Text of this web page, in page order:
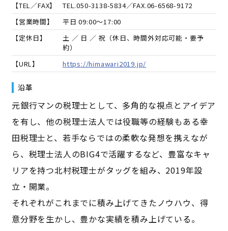
【TEL／FAX】
TEL.050-3138-5834／FAX.06-6568-9172
【営業時間】
平日 09:00～17:00
【定休日】
土 ／ 日 ／ 祝（休日、時間外対応可能・要予
約）
【URL】
https://himawari2019.jp/
沿革
元銀行マンの税理士として、多角的な視点とアイデア
を有し、他の税理士法人では役職等の経験もある幸
田税理士と、若手ならではの柔軟な発想を携えなが
ら、税理士法人のBIG4で活躍するなど、豊富なキャ
リアを持つ北村税理士がタッグを組み、2019年設
立・開業。
それぞれがこれまでに積み上げてきたノウハウ、得
意分野を生かし、豊かな実績を積み上げている。